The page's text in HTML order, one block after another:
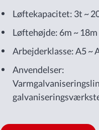
Løftekapacitet: 3t ~
Løftehøjde: 6m ~ 18m
Arbejderklasse: A5 ~
Anvendelser:
automatiserede